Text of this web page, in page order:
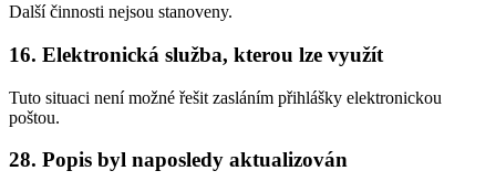
Další činnosti nejsou stanoveny.
16. Elektronická služba, kterou lze využít
Tuto situaci není možné řešit zasláním přihlášky elektronickou
poštou.
28. Popis byl naposledy aktualizován